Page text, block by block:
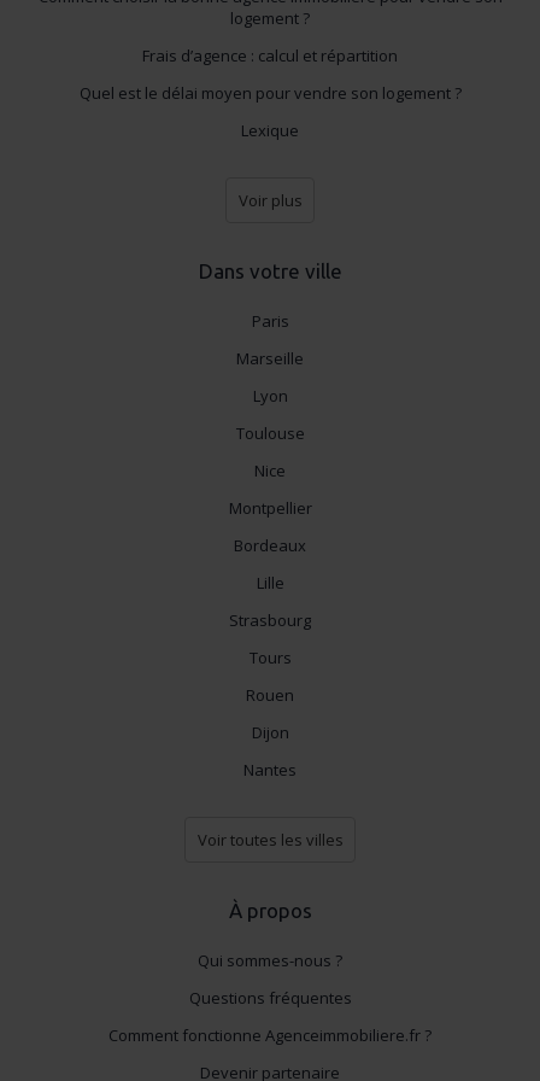
logement ?
Frais d’agence : calcul et répartition
Quel est le délai moyen pour vendre son logement ?
Lexique
Voir plus
Dans votre ville
Paris
Marseille
Lyon
Toulouse
Nice
Montpellier
Bordeaux
Lille
Strasbourg
Tours
Rouen
Dijon
Nantes
Voir toutes les villes
À propos
Qui sommes-nous ?
Questions fréquentes
Comment fonctionne Agenceimmobiliere.fr ?
Devenir partenaire